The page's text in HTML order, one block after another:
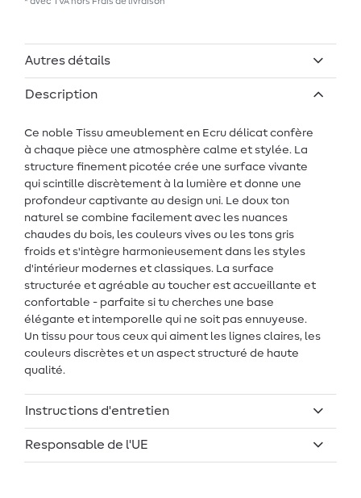
Autres détails
Description
Ce noble Tissu ameublement en Ecru délicat confère
à chaque pièce une atmosphère calme et stylée. La
structure finement picotée crée une surface vivante
qui scintille discrètement à la lumière et donne une
profondeur captivante au design uni. Le doux ton
naturel se combine facilement avec les nuances
chaudes du bois, les couleurs vives ou les tons gris
froids et s'intègre harmonieusement dans les styles
d'intérieur modernes et classiques. La surface
structurée et agréable au toucher est accueillante et
confortable - parfaite si tu cherches une base
élégante et intemporelle qui ne soit pas ennuyeuse.
Un tissu pour tous ceux qui aiment les lignes claires, les
couleurs discrètes et un aspect structuré de haute
qualité.
Instructions d'entretien
Responsable de l'UE